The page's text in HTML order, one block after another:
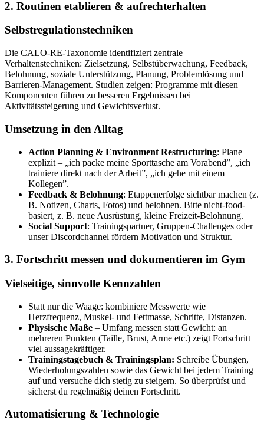
2. Routinen etablieren & aufrechterhalten
Selbstregulationstechniken
Die CALO-RE-Taxonomie identifiziert zentrale
Verhaltenstechniken: Zielsetzung, Selbstüberwachung, Feedback,
Belohnung, soziale Unterstützung, Planung, Problemlösung und
Barrieren-Management. Studien zeigen: Programme mit diesen
Komponenten führen zu besseren Ergebnissen bei
Aktivitätssteigerung und Gewichtsverlust.
Umsetzung in den Alltag
Action Planning & Environment Restructuring: Plane
explizit – „ich packe meine Sporttasche am Vorabend”, „ich
trainiere direkt nach der Arbeit”, „ich gehe mit einem
Kollegen”.
Feedback & Belohnung: Etappenerfolge sichtbar machen (z.
B. Notizen, Charts, Fotos) und belohnen. Bitte nicht-food-
basiert, z. B. neue Ausrüstung, kleine Freizeit-Belohnung.
Social Support: Trainingspartner, Gruppen-Challenges oder
unser Discordchannel fördern Motivation und Struktur.
3. Fortschritt messen und dokumentieren im Gym
Vielseitige, sinnvolle Kennzahlen
Statt nur die Waage: kombiniere Messwerte wie
Herzfrequenz, Muskel- und Fettmasse, Schritte, Distanzen.
Physische Maße – Umfang messen statt Gewicht: an
mehreren Punkten (Taille, Brust, Arme etc.) zeigt Fortschritt
viel aussagekräftiger.
Trainingstagebuch & Trainingsplan: Schreibe Übungen,
Wiederholungszahlen sowie das Gewicht bei jedem Training
auf und versuche dich stetig zu steigern. So überprüfst und
sicherst du regelmäßig deinen Fortschritt.
Automatisierung & Technologie